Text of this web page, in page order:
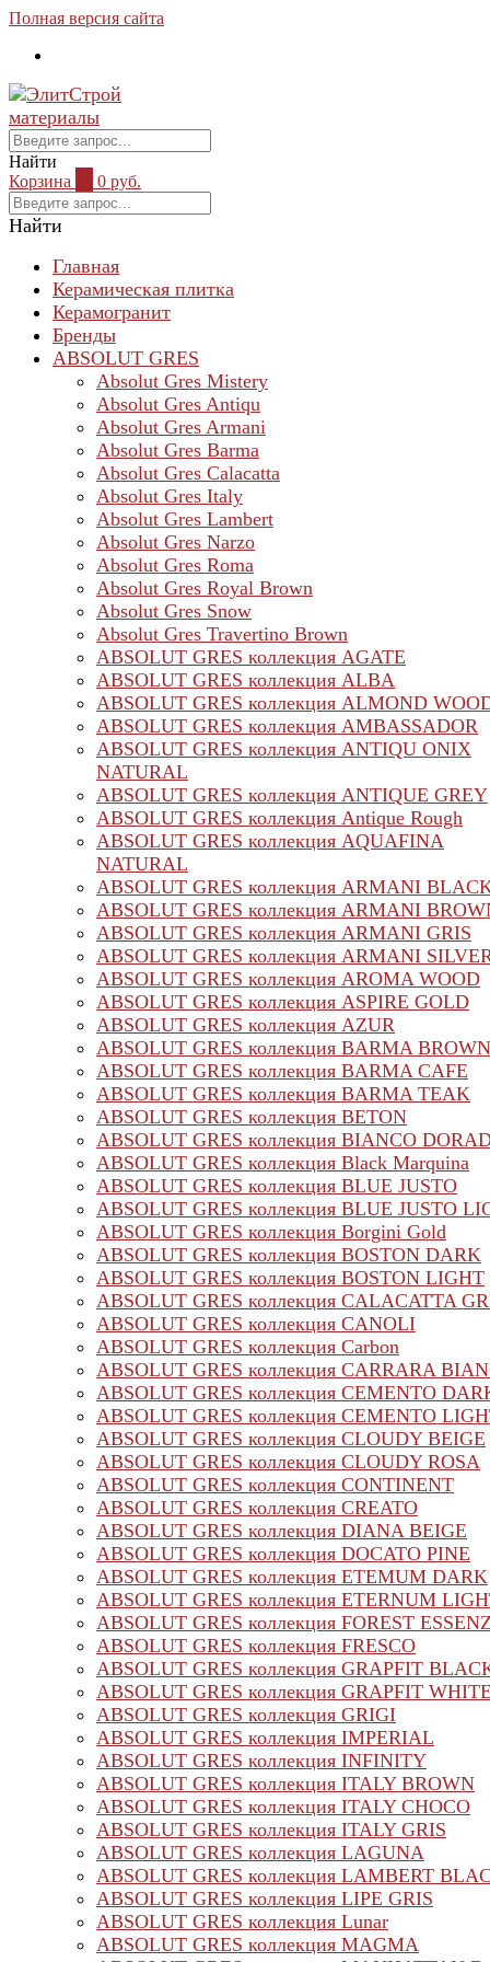
Полная версия сайта
Найти
Корзина
0 руб.
Найти
Главная
Керамическая плитка
Керамогранит
Бренды
ABSOLUT GRES
Absolut Gres Mistery
Absolut Gres Antiqu
Absolut Gres Armani
Absolut Gres Barma
Absolut Gres Calacatta
Absolut Gres Italy
Absolut Gres Lambert
Absolut Gres Narzo
Absolut Gres Roma
Absolut Gres Royal Brown
Absolut Gres Snow
Absolut Gres Travertino Brown
ABSOLUT GRES коллекция AGATE
ABSOLUT GRES коллекция ALBA
ABSOLUT GRES коллекция ALMOND
ABSOLUT GRES коллекция AMBASSADOR
ABSOLUT GRES коллекция ANTIQU ONIX
NATURAL
ABSOLUT GRES коллекция ANTIQUE GREY
ABSOLUT GRES коллекция Antique Rough
ABSOLUT GRES коллекция AQUAFINA
NATURAL
ABSOLUT GRES коллекция ARMANI
ABSOLUT GRES коллекция ARMANI
ABSOLUT GRES коллекция ARMANI GRIS
ABSOLUT GRES коллекция ARMANI
ABSOLUT GRES коллекция AROMA WOOD
ABSOLUT GRES коллекция ASPIRE GOLD
ABSOLUT GRES коллекция AZUR
ABSOLUT GRES коллекция BARMA BROWN
ABSOLUT GRES коллекция BARMA CAFE
ABSOLUT GRES коллекция BARMA TEAK
ABSOLUT GRES коллекция BETON
ABSOLUT GRES коллекция BIANCO
ABSOLUT GRES коллекция Black Marquina
ABSOLUT GRES коллекция BLUE JUSTO
ABSOLUT GRES коллекция BLUE JUSTO
ABSOLUT GRES коллекция Borgini Gold
ABSOLUT GRES коллекция BOSTON DARK
ABSOLUT GRES коллекция BOSTON LIGHT
ABSOLUT GRES коллекция CALACATTA
ABSOLUT GRES коллекция CANOLI
ABSOLUT GRES коллекция Carbon
ABSOLUT GRES коллекция CARRARA
ABSOLUT GRES коллекция CEMENTO
ABSOLUT GRES коллекция CEMENTO
ABSOLUT GRES коллекция CLOUDY BEIGE
ABSOLUT GRES коллекция CLOUDY ROSA
ABSOLUT GRES коллекция CONTINENT
ABSOLUT GRES коллекция CREATO
ABSOLUT GRES коллекция DIANA BEIGE
ABSOLUT GRES коллекция DOCATO PINE
ABSOLUT GRES коллекция ETEMUM DARK
ABSOLUT GRES коллекция ETERNUM
ABSOLUT GRES коллекция FOREST
ABSOLUT GRES коллекция FRESCO
ABSOLUT GRES коллекция GRAPFIT
ABSOLUT GRES коллекция GRAPFIT
ABSOLUT GRES коллекция GRIGI
ABSOLUT GRES коллекция IMPERIAL
ABSOLUT GRES коллекция INFINITY
ABSOLUT GRES коллекция ITALY BROWN
ABSOLUT GRES коллекция ITALY CHOCO
ABSOLUT GRES коллекция ITALY GRIS
ABSOLUT GRES коллекция LAGUNA
ABSOLUT GRES коллекция LAMBERT
ABSOLUT GRES коллекция LIPE GRIS
ABSOLUT GRES коллекция Lunar
ABSOLUT GRES коллекция MAGMA